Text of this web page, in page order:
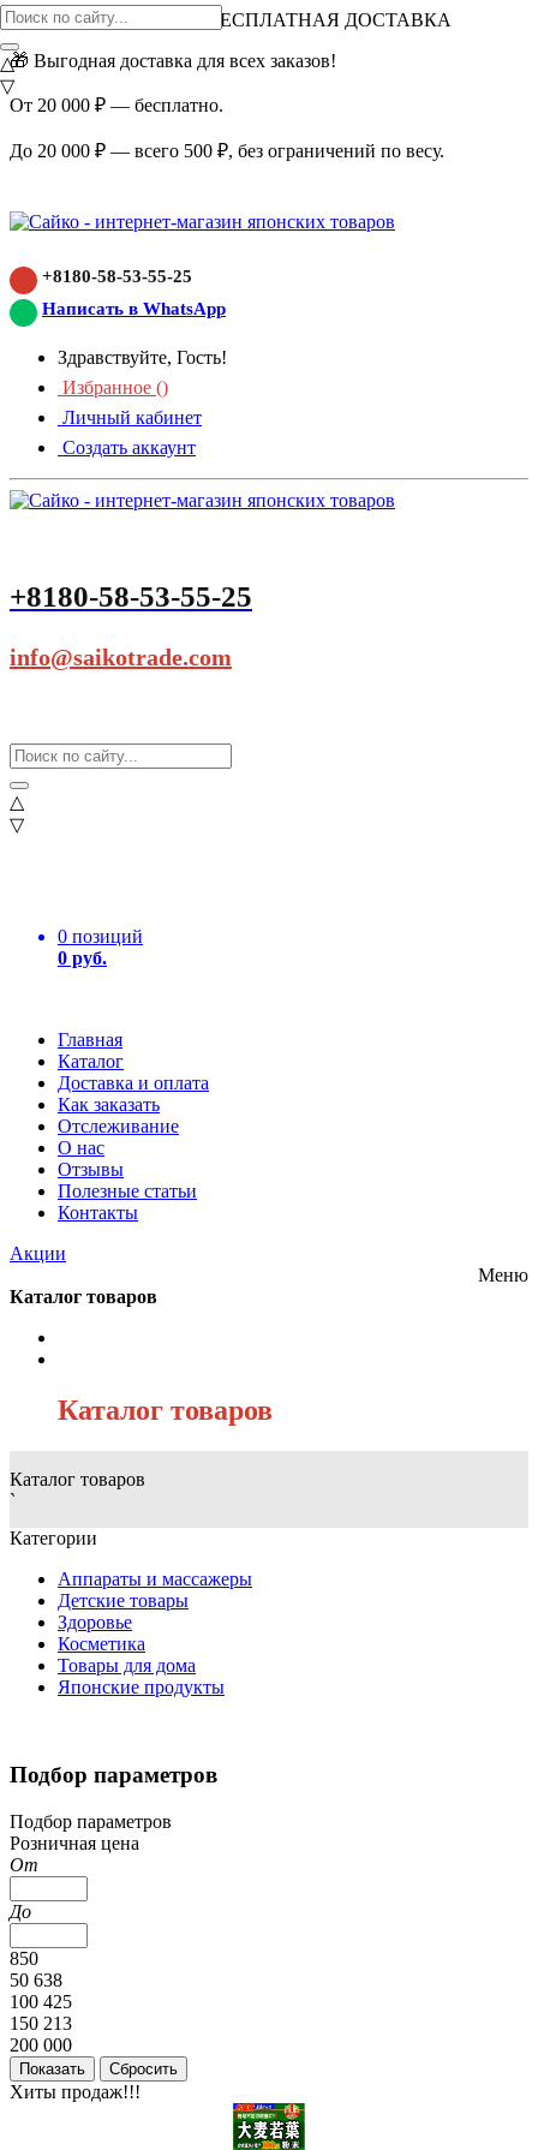
ВНИМАНИЕ АКЦИЯ!
БЕСПЛАТНАЯ ДОСТАВКА
🎁 Выгодная доставка для всех заказов!
От 20 000 ₽ — бесплатно.
До 20 000 ₽ — всего 500 ₽, без ограничений по весу.
+8180-58-53-55-25
Написать в WhatsApp
Здравствуйте, Гость!
Избранное ()
Личный кабинет
Создать аккаунт
+8180-58-53-55-25
info@saikotrade.com
△
▽
0 позиций
0 руб.
Главная
Каталог
Доставка и оплата
Как заказать
Отслеживание
О нас
Отзывы
Полезные статьи
Контакты
Акции
△
▽
Меню
Каталог товаров
Каталог товаров
Каталог товаров
`
Категории
Аппараты и массажеры
Детские товары
Здоровье
Косметика
Товары для дома
Японские продукты
Подбор параметров
Подбор параметров
Розничная цена
От
До
850
50 638
100 425
150 213
200 000
Хиты продаж!!!